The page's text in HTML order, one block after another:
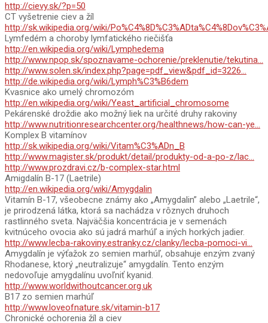
http://cievy.sk/?p=50
CT vyšetrenie ciev a žíl
http://sk.wikipedia.org/wiki/
Lymfedém a choroby lymfatického riečišťa
http://en.wikipedia.org/wiki/Lymphedema
http://www.npop.sk/spoznavame-ochorenie/preklenutie/tekutina…
http://www.solen.sk/index.php?page=pdf_view&pdf_id=3226…
http://de.wikipedia.org/wiki/Lymph%C3%B6dem
Kvasnice ako umelý chromozóm
http://en.wikipedia.org/wiki/Yeast_artificial_chromosome
Pekárenské droždie ako možný liek na určité druhy rakoviny
http://www.nutritionresearchcenter.org/healthnews/how-can-ye…
Komplex B vitamínov
http://sk.wikipedia.org/wiki/Vitam%C3%ADn_B
http://www.magister.sk/produkt/detail/produkty-od-a-po-z/lac…
http://www.prozdravi.cz/b-complex-star.html
Amigdalín B-17 (Laetrile)
http://en.wikipedia.org/wiki/Amygdalin
Vitamín B-17, všeobecne známy ako „Amygdalin” alebo „Laetrile“,
je prirodzená látka, ktorá sa nachádza v rôznych druhoch
rastlinného sveta. Najväčšia koncentrácia je v semenách
kvitnúceho ovocia ako sú jadrá marhúľ a iných horkých jadier.
http://www.lecba-rakoviny.estranky.cz/clanky/lecba-pomoci-vi…
Amygdalín je výťažok zo semien marhúľ, obsahuje enzým zvaný
Rhodanese, ktorý „neutralizuje“ amygdalín. Tento enzým
nedovoľuje amygdalínu uvoľniť kyanid.
http://www.worldwithoutcancer.org.uk
B17 zo semien marhúľ
http://www.loveofnature.sk/vitamin-b17
Chronické ochorenia žíl a ciev